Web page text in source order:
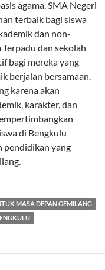
agama. SMA Negeri
terbaik bagi siswa
dan non-
dan sekolah
bagi mereka yang
berjalan bersamaan.
karena akan
karakter, dan
di Bengkulu
pendidikan yang
MASA DEPAN GEMILANG